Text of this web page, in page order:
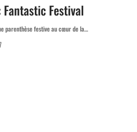
Festival
parenthèse festive au cœur de la…